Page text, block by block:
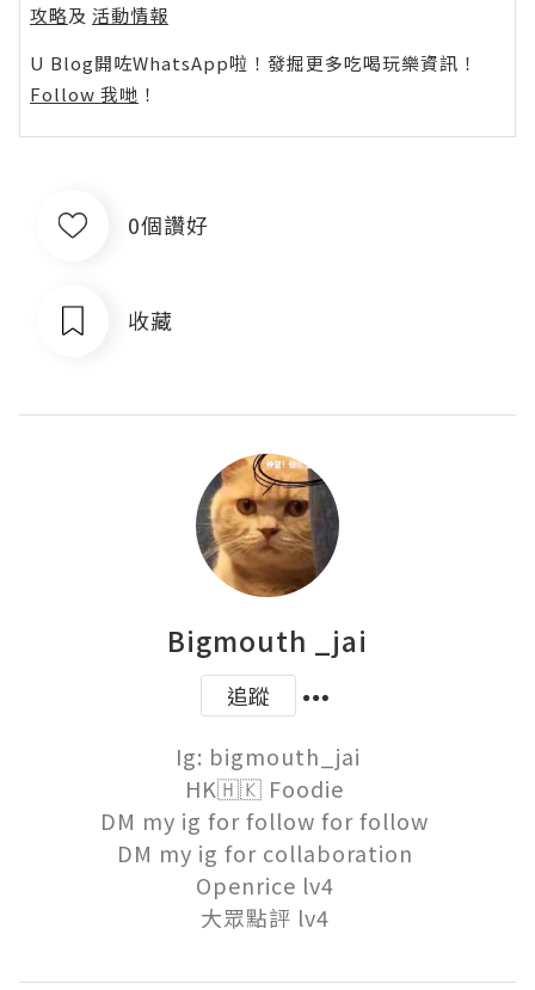
攻略及 活動情報
U Blog開咗WhatsApp啦！發掘更多吃喝玩樂資訊！
Follow 我哋 ！
0個讚好
收藏
Bigmouth _jai
追蹤
Ig: bigmouth_jai
HK🇭🇰 Foodie
DM my ig for follow for follow
DM my ig for collaboration
Openrice lv4
大眾點評 lv4